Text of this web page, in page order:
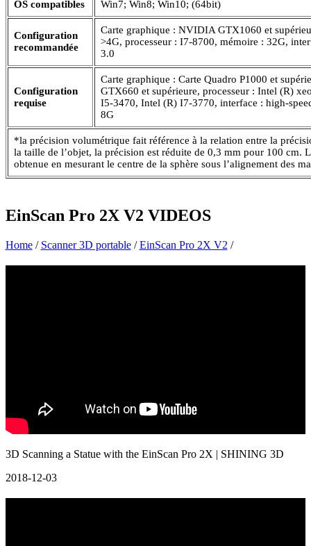
OS compatibles Win7; Win8; Win10; (64bit)
Configuration
recommandée
Carte graphique : NVIDIA GTX1060 et
>4G, processeur : I7-8700, mémoire : 32G,
3.0
Configuration
requise
Carte graphique : Carte Quadro P1000 et
GTX660 et supérieure, processeur : Intel (R)
I5-3470, Intel (R) I7-3770, interface : high-
8G
*la précision volumétrique fait référence à la relation entre la
la taille de l’objet, la précision est réduite de 0,3 mm pour 100 cm.
obtenue en mesurant le centre de la sphère sous l’alignement des
EinScan Pro 2X V2 VIDEOS
Home/ Scanner 3D portable/EinScan Pro 2X V2 /
3D Scanning a Statue with the EinScan Pro 2X | SHINING 3D
2018-12-03